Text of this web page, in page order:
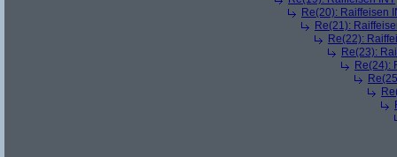
Re(20): Raiffeisen
Re(21):
Re(22):
Re(23):
Re(24):